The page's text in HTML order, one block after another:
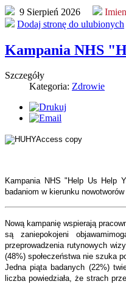
9 Sierpień 2026
Dodaj stronę do ulubionych
Kampania NHS
Szczegóły
Kategoria: Zdrowie
Kampania NHS "Help Us Help
badaniom w kierunku
Nową kampanię wspierają
są zaniepokojeni
przeprowadzenia rutynowych
(48%) społeczeństwa nie szuka
Jedna piąta badanych (22%)
liczba powiedziała, że strach